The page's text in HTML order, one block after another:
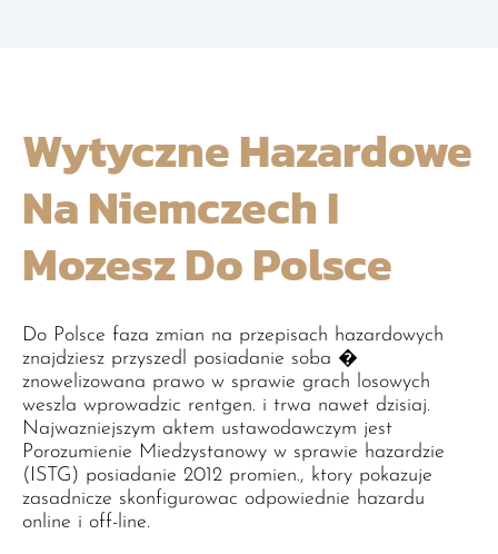
Wytyczne Hazardowe
Na Niemczech I
Mozesz Do Polsce
Do Polsce faza zmian na przepisach hazardowych
znajdziesz przyszedl posiadanie soba �
znowelizowana prawo w sprawie grach losowych
weszla wprowadzic rentgen. i trwa nawet dzisiaj.
Najwazniejszym aktem ustawodawczym jest
Porozumienie Miedzystanowy w sprawie hazardzie
(ISTG) posiadanie 2012 promien., ktory pokazuje
zasadnicze skonfigurowac odpowiednie hazardu
online i off-line.